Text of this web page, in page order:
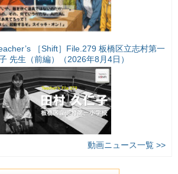
［Shift］File.279 板橋区立志村第一
先生（前編）（2026年8月4日）
動画ニュース一覧 >>